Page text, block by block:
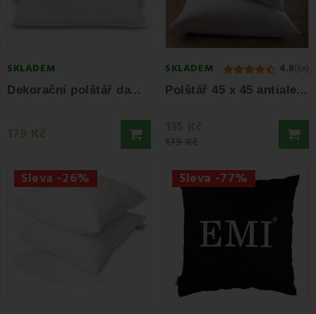
SKLADEM
D
ekorační polštář damaškový bílý s...
179 Kč
SKLADEM 4.8(6x)
P
olštář 45 x 45 antialergický EMI standard
135 Kč
Sleva -26% Sleva -77%